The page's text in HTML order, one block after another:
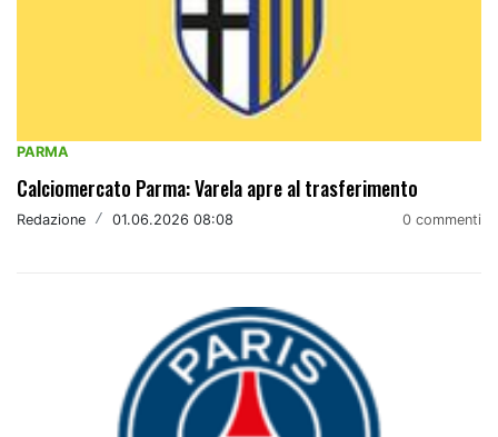
PARMA
Calciomercato Parma: Varela apre al trasferimento
Redazione / 01.06.2026 08:08 0 commenti